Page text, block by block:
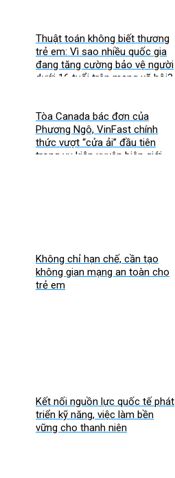
Thuật toán không biết thương
trẻ em: Vì sao nhiều quốc gia
đang tăng cường bảo vệ người
dưới 16 tuổi trên mạng xã hội?
Tòa Canada bác đơn của
Phương Ngô, VinFast chính
thức vượt “cửa ải” đầu tiên
trong vụ kiện xuyên biên giới
Không chỉ hạn chế, cần tạo
không gian mạng an toàn cho
trẻ em
Kết nối nguồn lực quốc tế phát
triển kỹ năng, việc làm bền
vững cho thanh niên